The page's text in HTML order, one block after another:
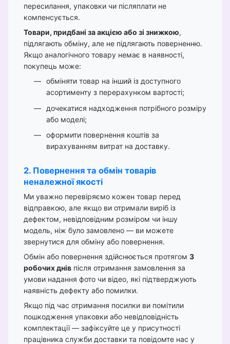
пересилання, упаковки чи післяплати не
компенсується.
Товари, придбані за акцією або зі знижкою,
підлягають обміну, але не підлягають поверненню.
Якщо аналогічного товару немає в наявності,
покупець може:
обміняти товар на інший із доступного
асортименту з перерахунком вартості;
дочекатися надходження потрібного розміру
або моделі;
оформити повернення коштів за
вирахуванням витрат на доставку.
2. Повернення та обмін товарів
неналежної якості
Ми уважно перевіряємо кожен товар перед
відправкою, але якщо ви отримали виріб із
дефектом, невідповідним розміром чи іншу
модель, ніж було замовлено — ви можете
звернутися для обміну або повернення.
Обмін або повернення здійснюється протягом 3
робочих днів після отримання замовлення за
умови надання фото чи відео, які підтверджують
наявність дефекту або помилки.
Якщо під час отримання посилки ви помітили
пошкодження упаковки або невідповідність
комплектації — зафіксуйте це у присутності
працівника служби доставки та повідомте нас у